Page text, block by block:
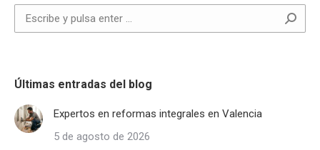
Buscar:
Últimas entradas del blog
Expertos en reformas integrales en Valencia
5 de agosto de 2026